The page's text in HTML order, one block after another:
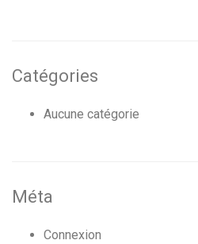
Catégories
Aucune catégorie
Méta
Connexion